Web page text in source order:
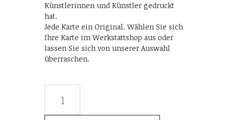
Künstlerinnen und Künstler gedruckt
hat.
Jede Karte ein Original. Wählen Sie sich
Ihre Karte im Werkstattshop aus oder
lassen Sie sich von unserer Auswahl
überraschen.